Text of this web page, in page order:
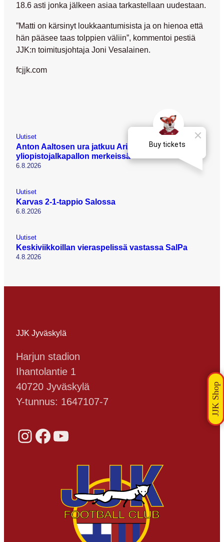
18.6 asti jonka jälkeen asiaa tarkastellaan uudestaan.
”Matti on kärsinyt loukkaantumisista ja on hienoa että
hän pääsee taas tolppien väliin”, kommentoi pestiä
JJK:n toimitusjohtaja Joni Vesalainen.
fcjjk.com
Uutiset
Anton Aaltosen ura jatkuu Arizonassa
yliopistojalkapallon merkeissä
6.8.2026
Uutiset
Karvas 2-1-tappio Salossa
6.8.2026
Uutiset
Keskiviikkoillan vieraspelissä vastassa SalPa
4.8.2026
JJK Jyväskylä
Harjun stadion
Ihantolantie 1
40720 Jyväskylä
Y-tunnus: 1647107-7
Instagram Facebook YouTube